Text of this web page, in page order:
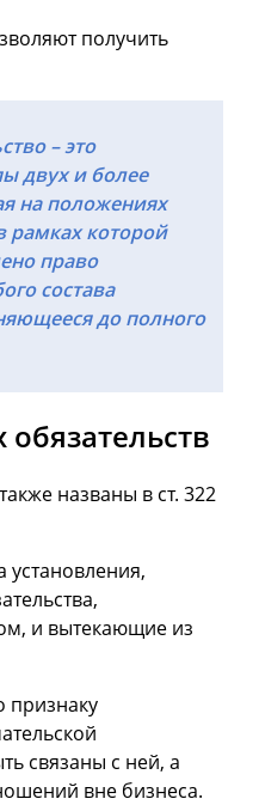
получить
– это
двух и более
на положениях
рамках которой
право
состава
до полного
названы в ст. 322
установления,
и вытекающие из
признаку
связаны с ней, а
вне бизнеса.